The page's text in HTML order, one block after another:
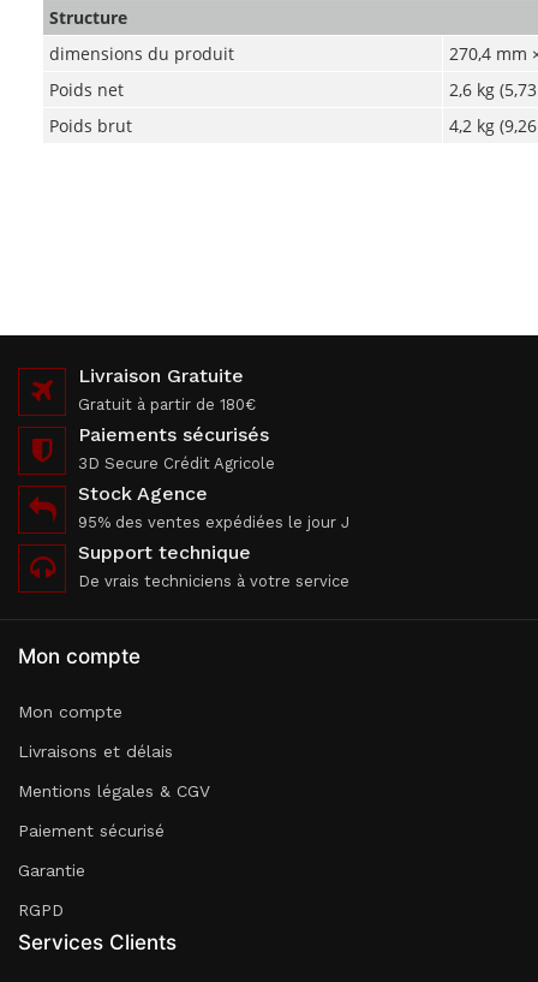
Structure
dimensions du produit
270,4 mm
Poids net
2,6 kg
Poids brut
4,2 kg
Livraison Gratuite
Gratuit à partir de 180€
Paiements sécurisés
3D Secure Crédit Agricole
Stock Agence
95% des ventes expédiées le jour J
Support technique
De vrais techniciens à votre service
Mon compte
Mon compte
Livraisons et délais
Mentions légales & CGV
Paiement sécurisé
Garantie
RGPD
Services Clients